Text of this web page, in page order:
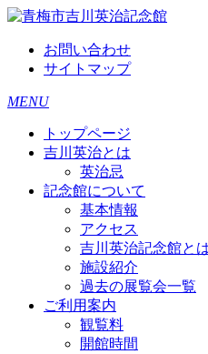
お問い合わせ
サイトマップ
MENU
トップページ
吉川英治とは
英治忌
記念館について
基本情報
アクセス
吉川英治記念館と
施設紹介
過去の展覧会一覧
ご利用案内
観覧料
開館時間